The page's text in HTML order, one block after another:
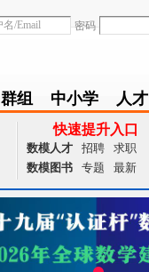
密码
群组
group
中小学
zxx
人才
achieve
快速提升入口
数模人才 招聘
求职
数模图书
专题 最新